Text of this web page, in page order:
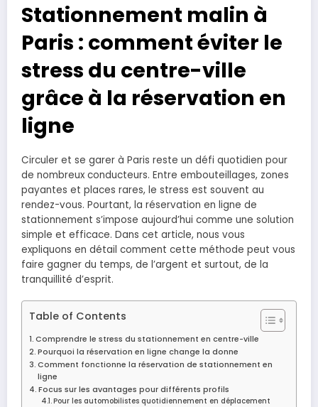
Stationnement malin à
Paris : comment éviter le
stress du centre-ville
grâce à la réservation en
ligne
Circuler et se garer à Paris reste un défi quotidien pour
de nombreux conducteurs. Entre embouteillages, zones
payantes et places rares, le stress est souvent au
rendez-vous. Pourtant, la réservation en ligne de
stationnement s’impose aujourd’hui comme une solution
simple et efficace. Dans cet article, nous vous
expliquons en détail comment cette méthode peut vous
faire gagner du temps, de l’argent et surtout, de la
tranquillité d’esprit.
Table of Contents
Comprendre le stress du stationnement en centre-ville
Pourquoi la réservation en ligne change la donne
Comment fonctionne la réservation de stationnement en
ligne
Focus sur les avantages pour différents profils
Pour les automobilistes quotidiennement en déplacement